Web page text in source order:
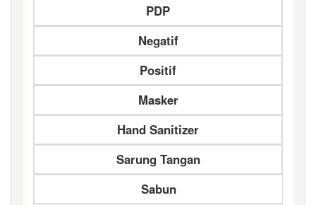
PDP
Negatif
Positif
Masker
Hand Sanitizer
Sarung Tangan
Sabun